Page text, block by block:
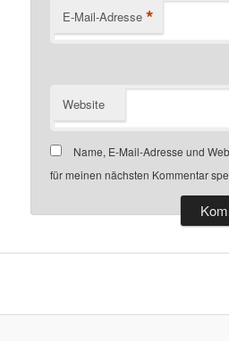
E-Mail-Adresse *
Website
Name, E-Mail-Adresse und
für meinen nächsten Kommentar